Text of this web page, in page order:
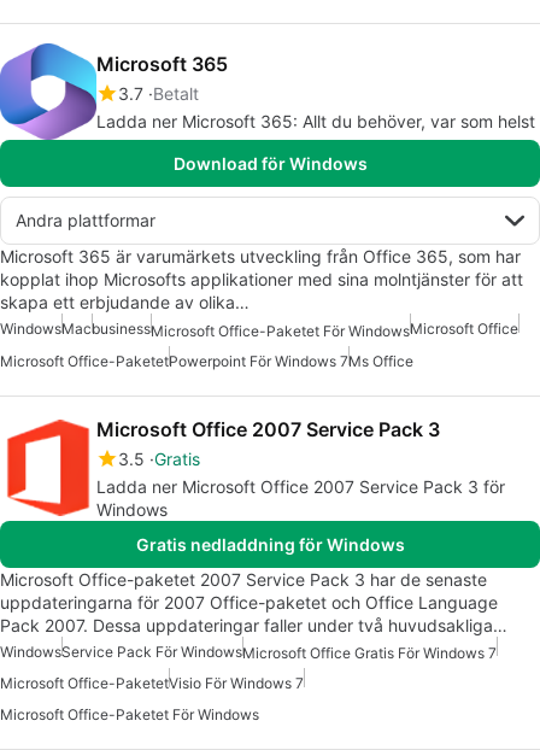
Microsoft 365
3.7 Betalt
Ladda ner Microsoft 365: Allt du behöver, var som helst
Download för Windows
Andra plattformar
Microsoft 365 är varumärkets utveckling från Office 365, som har
kopplat ihop Microsofts applikationer med sina molntjänster för att
skapa ett erbjudande av olika…
WindowsMacbusinessMicrosoft Office-Paketet För WindowsMicrosoft Office
Microsoft Office-PaketetPowerpoint För Windows 7Ms Office
Microsoft Office 2007 Service Pack 3
3.5 Gratis
Ladda ner Microsoft Office 2007 Service Pack 3 för
Windows
Gratis nedladdning för Windows
Microsoft Office-paketet 2007 Service Pack 3 har de senaste
uppdateringarna för 2007 Office-paketet och Office Language
Pack 2007. Dessa uppdateringar faller under två huvudsakliga…
WindowsService Pack För WindowsMicrosoft Office Gratis För Windows 7
Microsoft Office-PaketetVisio För Windows 7
Microsoft Office-Paketet För Windows